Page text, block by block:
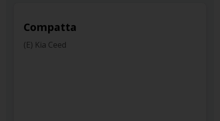
Compatta
(E) Kia Ceed